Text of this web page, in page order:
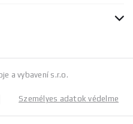
a vybavení s.r.o.
Személyes adatok védelme